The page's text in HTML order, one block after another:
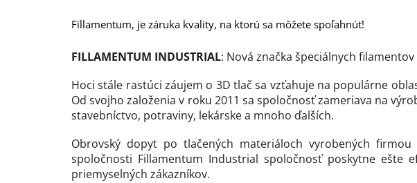
Fillamentum, je záruka kvality, na ktorú sa môžete spoľahnúť!
FILLAMENTUM INDUSTRIAL: Nová značka špeciálnych
Hoci stále rastúci záujem o 3D tlač sa vzťahuje na populárne
Od svojho založenia v roku 2011 sa spoločnosť zameriava na
stavebníctvo, potraviny, lekárske a mnoho ďalších.
Obrovský dopyt po tlačených materiáloch vyrobených
spoločnosti Fillamentum Industrial spoločnosť poskytne ešte
priemyselných zákazníkov.